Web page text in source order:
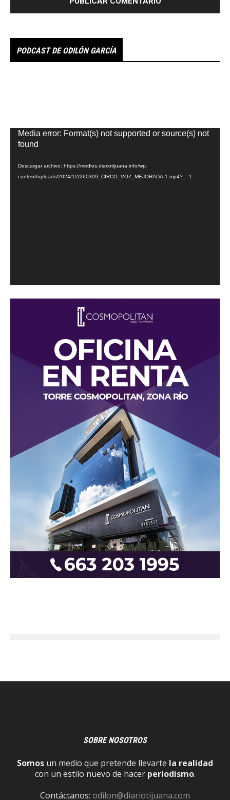
PODCAST DE ODILÓN GARCÍA
Reproductor
de
Media error: Format(s) not supported or source(s) not
found
Descargar archivo: https://medios.diariotijuana.info/wp-
content/uploads/2024/12/260309_CIRCO_VOZ_MEJORADA-1.mp4?_=1
SOBRE NOSOTROS
Somos un medio que pretende llevarte la realidad
con un estilo nuevo de hacer periodismo.
Contáctanos: odilon@diariotijuana.com